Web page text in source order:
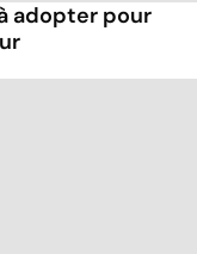
adopter pour